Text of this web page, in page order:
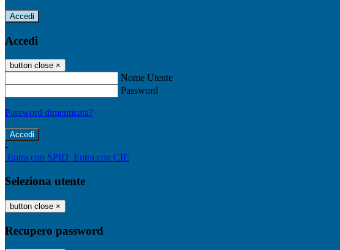
Accedi
Accedi
button close ×
Nome Utente
Password
Password dimenticata?
-
Entra con SPID Entra con CIE
Seleziona utente
button close ×
Recupero password